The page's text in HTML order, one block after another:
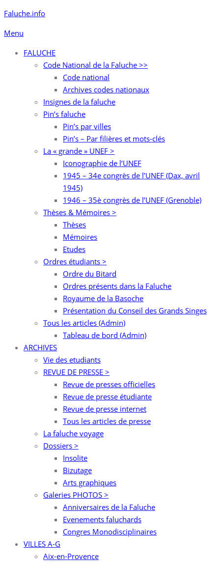
Aller
contenu
Faluche.info
Menu
FALUCHE
Code National de la Faluche >>
Code national
Archives codes nationaux
Insignes de la faluche
Pin’s faluche
Pin’s par villes
Pin’s – Par filières et mots-clés
La « grande » UNEF >
Iconographie de l’UNEF
1945 – 34e congrès de l’UNEF (Dax, avril
1945)
1946 – 35è congrès de l’UNEF (Grenoble)
Thèses & Mémoires >
Thèses
Mémoires
Etudes
Ordres étudiants >
Ordre du Bitard
Ordres présents dans la Faluche
Royaume de la Basoche
Présentation du Conseil des Grands Singes
Tous les articles (Admin)
Tableau de bord (Admin)
ARCHIVES
Vie des etudiants
REVUE DE PRESSE >
Revue de presses officielles
Revue de presse étudiante
Revue de presse internet
Tous les articles de presse
La faluche voyage
Dossiers >
Insolite
Bizutage
Arts graphiques
Galeries PHOTOS >
Anniversaires de la Faluche
Evenements faluchards
Congres Monodisciplinaires
VILLES A-G
Aix-en-Provence